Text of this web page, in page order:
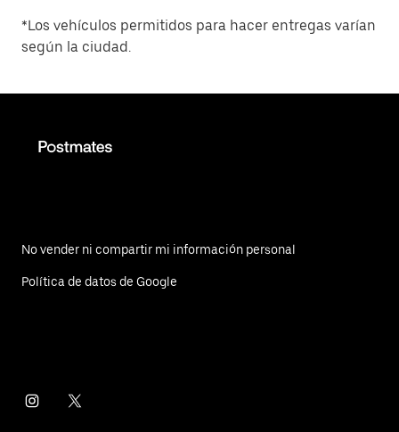
*Los vehículos permitidos para hacer entregas varían
según la ciudad.
No vender ni compartir mi información personal
Política de datos de Google